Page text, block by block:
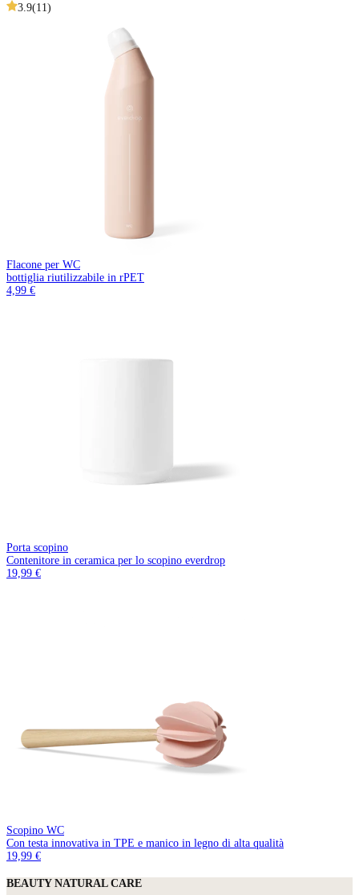
3.9(11)
Flacone per WC
bottiglia riutilizzabile in rPET
4,99 €
Porta scopino
Contenitore in ceramica per lo scopino everdrop
19,99 €
Scopino WC
Con testa innovativa in TPE e manico in legno di alta qualità
19,99 €
BEAUTY NATURAL CARE